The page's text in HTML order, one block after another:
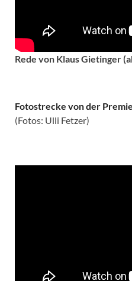
Rede von Klaus Gietinger
Fotostrecke von der
(Fotos: Ulli Fetzer)